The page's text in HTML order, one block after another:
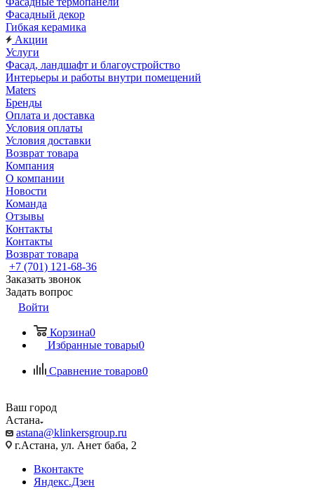
Фасадный декор
Гибкая керамика
Акции
Услуги
Фасад, ландшафт и благоустройство
Интерьеры и работы внутри помещений
Maters
Бренды
Оплата и доставка
Условия оплаты
Условия доставки
Возврат товара
Компания
О компании
Новости
Команда
Отзывы
Контакты
Контакты
Возврат товара
+7 (701) 121-68-36
Заказать звонок
Задать вопрос
Войти
Корзина0
Избранные товары0
Сравнение товаров0
Ваш город
Астана
astana@klinkersgroup.ru
г.Астана, ул. Анет баба, 2
Вконтакте
Яндекс.Дзен